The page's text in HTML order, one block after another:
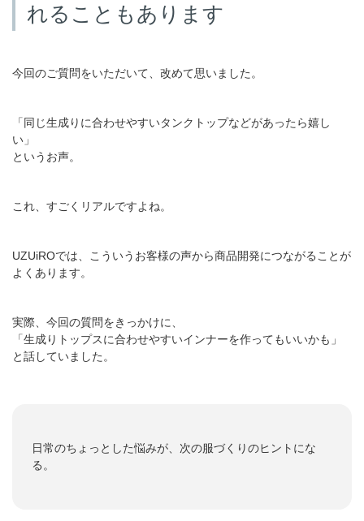
れることもあります
今回のご質問をいただいて、改めて思いました。
「同じ生成りに合わせやすいタンクトップなどがあったら嬉し
い」
というお声。
これ、すごくリアルですよね。
UZUiROでは、こういうお客様の声から商品開発につながることが
よくあります。
実際、今回の質問をきっかけに、
「生成りトップスに合わせやすいインナーを作ってもいいかも」
と話していました。
日常のちょっとした悩みが、次の服づくりのヒントにな
る。